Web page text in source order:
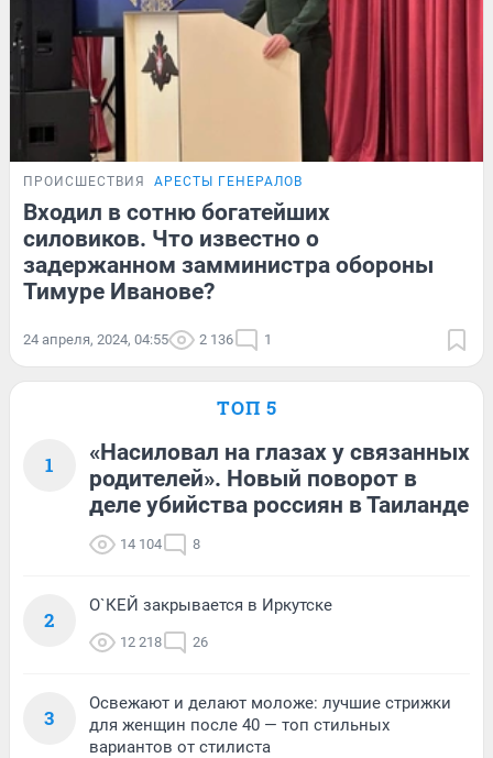
ПРОИСШЕСТВИЯ АРЕСТЫ ГЕНЕРАЛОВ
Входил в сотню богатейших
силовиков. Что известно о
задержанном замминистра обороны
Тимуре Иванове?
24 апреля, 2024, 04:55 2 136 1
ТОП 5
1
«Насиловал на глазах у связанных
родителей». Новый поворот в
деле убийства россиян в Таиланде
14 104 8
2
О`КЕЙ закрывается в Иркутске
12 218 26
3
Освежают и делают моложе: лучшие стрижки
для женщин после 40 — топ стильных
вариантов от стилиста